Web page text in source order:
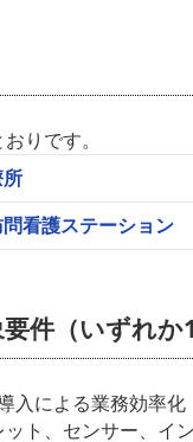
りです。
看護ステーション
件（いずれか
入による業務効率化
ト、センサー、イ